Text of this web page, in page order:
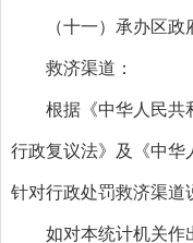
（十一）承办区政
救济渠道：
根据《中华人民共
行政复议法》及《中华
针对行政处罚救济渠道
如对本统计机关作